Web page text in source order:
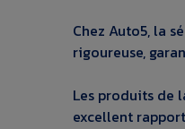
Chez Auto5, la
rigoureuse,
Les produits de
excellent